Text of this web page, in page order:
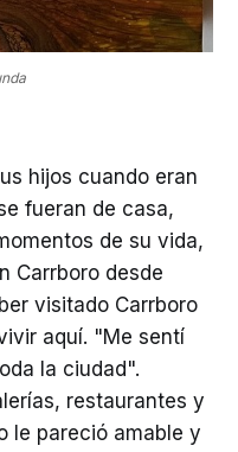
hijos cuando eran
fueran de casa,
de su vida,
Carrboro desde
visitado Carrboro
aquí. "Me sentí
la ciudad".
restaurantes y
le pareció amable y